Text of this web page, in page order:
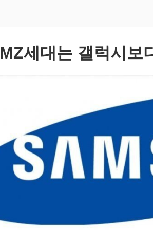
MZ세대는 갤럭시보